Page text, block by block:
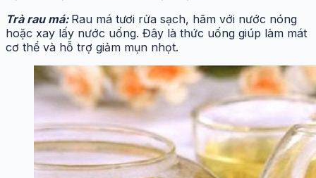
Trà rau má: Rau má tươi rửa sạch, hãm với nước nóng
hoặc xay lấy nước uống. Đây là thức uống giúp làm mát
cơ thể và hỗ trợ giảm mụn nhọt.